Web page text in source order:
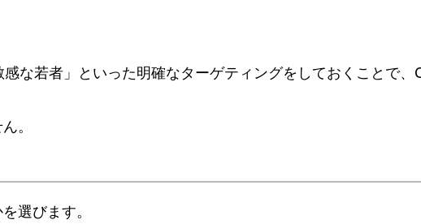
な若者」といった明確なターゲティングをしておくことで、
。
選びます。